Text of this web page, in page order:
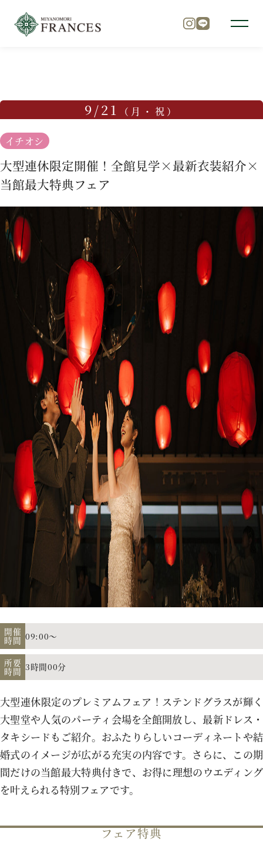
チャペル
パーティ
料理
ドレス
プラン
施設紹介
フォトガイドツアー
ブライダルフェア
ニュース
パーティレポート
アクセス
よくあるご質問
お電話でのご予約・お問い合わせ
TEL.011-633-1111
平日 11:00-19:00、土日祝 10:00-19:00
プロポーズご検討の方はこちら
9/21 （月・祝）
イチオシ
大型連休限定開催！全館見学×最新衣装紹介×
当館最大特典フェア
開催
時間 09:00～
所要
時間 3時間00分
大型連休限定のプレミアムフェア！ステンドグラスが輝く
大聖堂や人気のパーティ会場を全館開放し、最新ドレス・
タキシードもご紹介。おふたりらしいコーディネートや結
婚式のイメージが広がる充実の内容です。さらに、この期
間だけの当館最大特典付きで、お得に理想のウエディング
を叶えられる特別フェアです。
フェア特典